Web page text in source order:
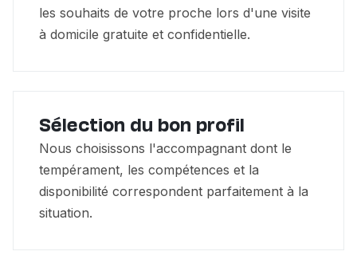
les souhaits de votre proche lors d'une visite
à domicile gratuite et confidentielle.
Sélection du bon profil
Nous choisissons l'accompagnant dont le
tempérament, les compétences et la
disponibilité correspondent parfaitement à la
situation.